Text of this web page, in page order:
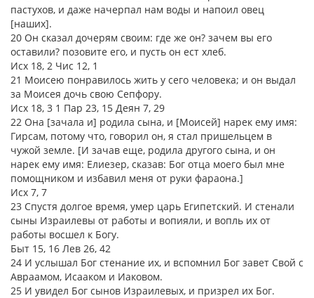
пастухов, и даже начерпал нам воды и напоил овец
[наших].
20 Он сказал дочерям своим: где же он? зачем вы его
оставили? позовите его, и пусть он ест хлеб.
Исх 18, 2 Чис 12, 1
21 Моисею понравилось жить у сего человека; и он выдал
за Моисея дочь свою Сепфору.
Исх 18, 3 1 Пар 23, 15 Деян 7, 29
22 Она [зачала и] родила сына, и [Моисей] нарек ему имя:
Гирсам, потому что, говорил он, я стал пришельцем в
чужой земле. [И зачав еще, родила другого сына, и он
нарек ему имя: Елиезер, сказав: Бог отца моего был мне
помощником и избавил меня от руки фараона.]
Исх 7, 7
23 Спустя долгое время, умер царь Египетский. И стенали
сыны Израилевы от работы и вопияли, и вопль их от
работы восшел к Богу.
Быт 15, 16 Лев 26, 42
24 И услышал Бог стенание их, и вспомнил Бог завет Свой с
Авраамом, Исааком и Иаковом.
25 И увидел Бог сынов Израилевых, и призрел их Бог.